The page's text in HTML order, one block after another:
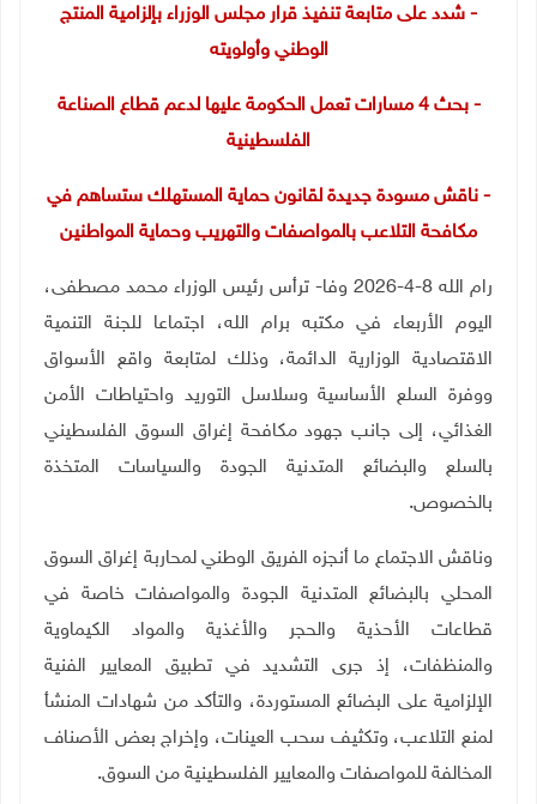
- شدد على متابعة تنفيذ قرار مجلس الوزراء بإلزامية المنتج
الوطني وأولويته
- بحث 4 مسارات تعمل الحكومة عليها لدعم قطاع الصناعة
الفلسطينية
- ناقش مسودة جديدة لقانون حماية المستهلك ستساهم في
مكافحة التلاعب بالمواصفات والتهريب وحماية المواطنين
رام الله 8-4-2026 وفا- ترأس رئيس الوزراء محمد مصطفى،
اليوم الأربعاء في مكتبه برام الله، اجتماعا للجنة التنمية
الاقتصادية الوزارية الدائمة، وذلك لمتابعة واقع الأسواق
ووفرة السلع الأساسية وسلاسل التوريد واحتياطات الأمن
الغذائي، إلى جانب جهود مكافحة إغراق السوق الفلسطيني
بالسلع والبضائع المتدنية الجودة والسياسات المتخذة
بالخصوص.
وناقش الاجتماع ما أنجزه الفريق الوطني لمحاربة إغراق السوق
المحلي بالبضائع المتدنية الجودة والمواصفات خاصة في
قطاعات الأحذية والحجر والأغذية والمواد الكيماوية
والمنظفات، إذ جرى التشديد في تطبيق المعايير الفنية
الإلزامية على البضائع المستوردة، والتأكد من شهادات المنشأ
لمنع التلاعب، وتكثيف سحب العينات، وإخراج بعض الأصناف
المخالفة للمواصفات والمعايير الفلسطينية من السوق.